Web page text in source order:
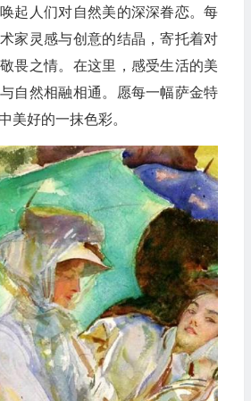
起人们对自然美的深深眷恋。每
家灵感与创意的结晶，寄托着对
畏之情。在这里，感受生活的美
自然相融相通。愿每一幅萨金特
美好的一抹色彩。